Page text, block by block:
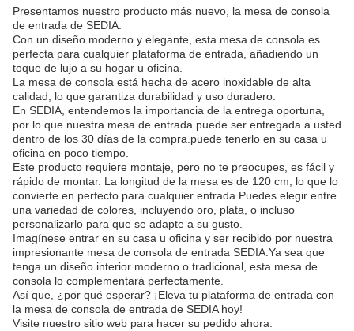
Presentamos nuestro producto más nuevo, la mesa de consola
de entrada de SEDIA.
Con un diseño moderno y elegante, esta mesa de consola es
perfecta para cualquier plataforma de entrada, añadiendo un
toque de lujo a su hogar u oficina.
La mesa de consola está hecha de acero inoxidable de alta
calidad, lo que garantiza durabilidad y uso duradero.
En SEDIA, entendemos la importancia de la entrega oportuna,
por lo que nuestra mesa de entrada puede ser entregada a usted
dentro de los 30 días de la compra.puede tenerlo en su casa u
oficina en poco tiempo.
Este producto requiere montaje, pero no te preocupes, es fácil y
rápido de montar. La longitud de la mesa es de 120 cm, lo que lo
convierte en perfecto para cualquier entrada.Puedes elegir entre
una variedad de colores, incluyendo oro, plata, o incluso
personalizarlo para que se adapte a su gusto.
Imagínese entrar en su casa u oficina y ser recibido por nuestra
impresionante mesa de consola de entrada SEDIA.Ya sea que
tenga un diseño interior moderno o tradicional, esta mesa de
consola lo complementará perfectamente.
Así que, ¿por qué esperar? ¡Eleva tu plataforma de entrada con
la mesa de consola de entrada de SEDIA hoy!
Visite nuestro sitio web para hacer su pedido ahora.